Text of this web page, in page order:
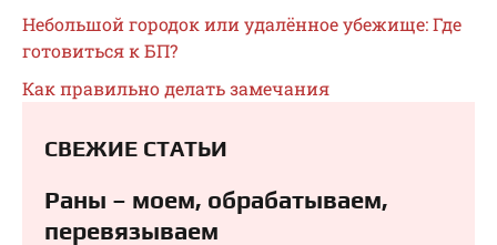
Небольшой городок или удалённое убежище: Где
готовиться к БП?
Как правильно делать замечания
СВЕЖИЕ СТАТЬИ
Раны – моем, обрабатываем,
перевязываем⁠⁠